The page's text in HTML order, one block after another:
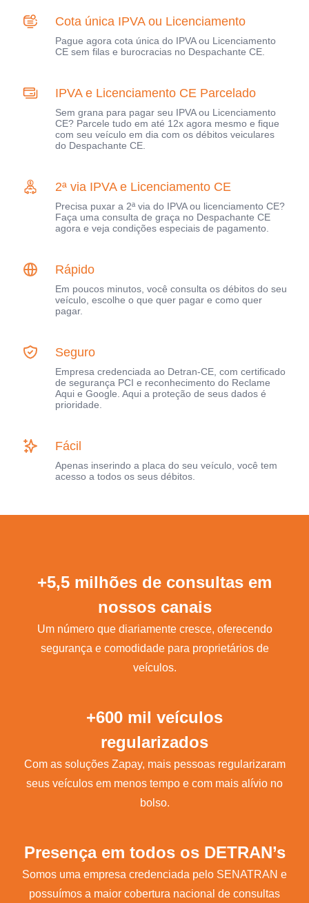
Cota única IPVA ou Licenciamento
Pague agora cota única do IPVA ou Licenciamento
CE sem filas e burocracias no Despachante CE.
IPVA e Licenciamento CE Parcelado
Sem grana para pagar seu IPVA ou Licenciamento
CE? Parcele tudo em até 12x agora mesmo e fique
com seu veículo em dia com os débitos veiculares
do Despachante CE.
2ª via IPVA e Licenciamento CE
Precisa puxar a 2ª via do IPVA ou licenciamento CE?
Faça uma consulta de graça no Despachante CE
agora e veja condições especiais de pagamento.
Rápido
Em poucos minutos, você consulta os débitos do seu
veículo, escolhe o que quer pagar e como quer
pagar.
Seguro
Empresa credenciada ao Detran-CE, com certificado
de segurança PCI e reconhecimento do Reclame
Aqui e Google. Aqui a proteção de seus dados é
prioridade.
Fácil
Apenas inserindo a placa do seu veículo, você tem
acesso a todos os seus débitos.
+5,5 milhões de consultas em
nossos canais
Um número que diariamente cresce, oferecendo
segurança e comodidade para proprietários de
veículos.
+600 mil veículos
regularizados
Com as soluções Zapay, mais pessoas regularizaram
seus veículos em menos tempo e com mais alívio no
bolso.
Presença em todos os DETRAN’s
Somos uma empresa credenciada pelo SENATRAN e
possuímos a maior cobertura nacional de consultas